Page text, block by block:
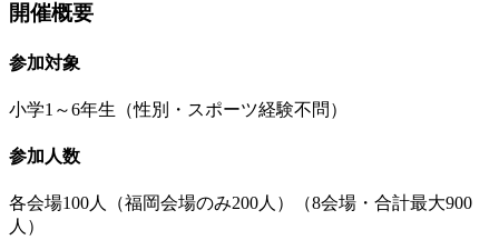
開催概要
参加対象
小学1～6年生（性別・スポーツ経験不問）
参加人数
各会場100人（福岡会場のみ200人）（8会場・合計最大900
人）